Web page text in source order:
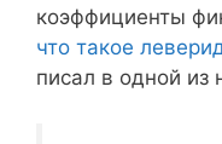
коэффициенты
что такое
писал в одной из